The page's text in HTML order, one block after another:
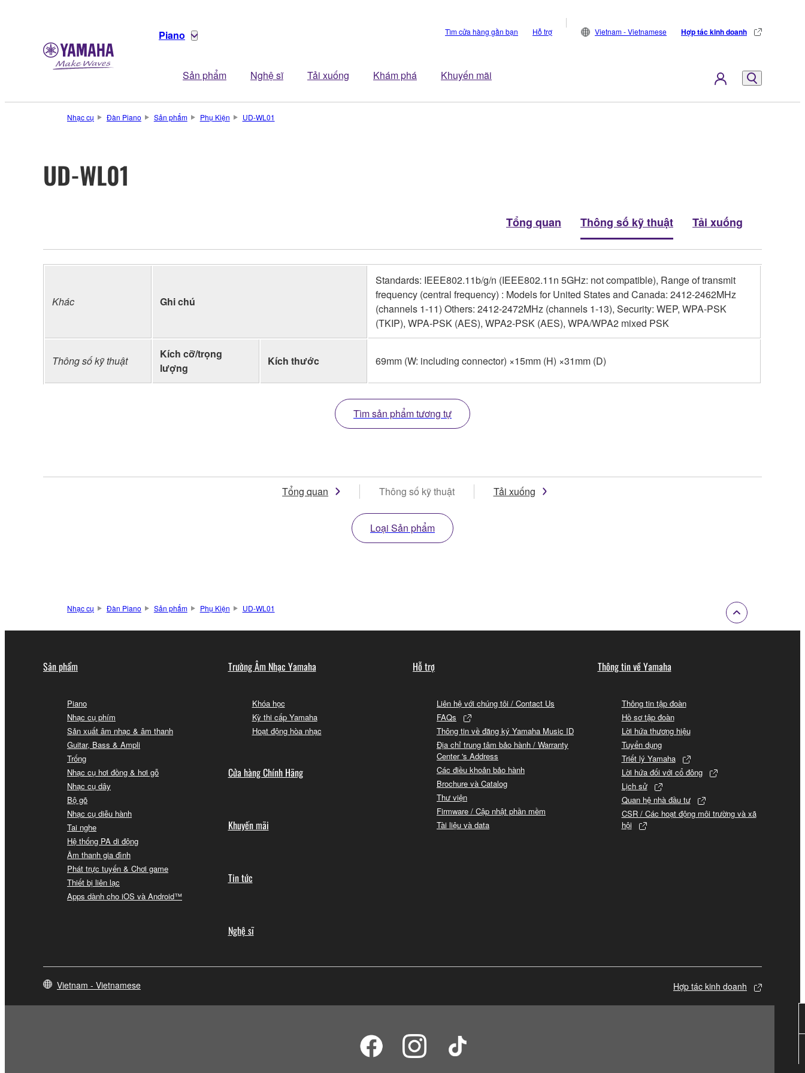
Piano
Sản phẩm Nghệ sĩ Tải xuống Khám phá Khuyến mãi
Tìm cửa hàng gần bạn Hỗ trợ Vietnam - Vietnamese Hợp tác kinh doanh
Nhạc cụ Đàn Piano Sản phẩm Phụ Kiện UD-WL01
UD-WL01
Tổng quan Thông số kỹ thuật Tải xuống
Khác Ghi chú
Standards: IEEE802.11b/g/n (IEEE802.11n 5GHz: not compatible), Range of transmit
frequency (central frequency) : Models for United States and Canada: 2412-2462MHz
(channels 1-11) Others: 2412-2472MHz (channels 1-13), Security: WEP, WPA-PSK
(TKIP), WPA-PSK (AES), WPA2-PSK (AES), WPA/WPA2 mixed PSK
Thông số kỹ thuật
Kích cỡ/trọng
lượng
Kích thước 69mm (W: including connector) ×15mm (H) ×31mm (D)
Tìm sản phẩm tương tự
Tổng quan Thông số kỹ thuật Tải xuống
Loại Sản phẩm
Nhạc cụ Đàn Piano Sản phẩm Phụ Kiện UD-WL01
Sản phẩm
Piano
Nhạc cụ phím
Sản xuất âm nhạc & âm thanh
Guitar, Bass & Ampli
Trống
Nhạc cụ hơi đồng & hơi gỗ
Nhạc cụ dây
Bộ gõ
Nhạc cụ diễu hành
Tai nghe
Hệ thống PA di động
Âm thanh gia đình
Phát trực tuyến & Chơi game
Thiết bị liên lạc
Apps dành cho iOS và Android™
Trường Âm Nhạc Yamaha
Khóa học
Kỳ thi cấp Yamaha
Hoạt động hòa nhạc
Cửa hàng Chính Hãng
Khuyến mãi
Tin tức
Nghệ sĩ
Hỗ trợ
Liên hệ với chúng tôi / Contact Us
FAQs
Thông tin về đăng ký Yamaha Music ID
Địa chỉ trung tâm bảo hành / Warranty
Center 's Address
Các điều khoản bảo hành
Brochure và Catalog
Thư viện
Firmware / Cập nhật phần mềm
Tài liệu và data
Thông tin về Yamaha
Thông tin tập đoàn
Hồ sơ tập đoàn
Lời hứa thương hiệu
Tuyển dụng
Triết lý Yamaha
Lời hứa đối với cổ đông
Lịch sử
Quan hệ nhà đầu tư
CSR / Các hoạt động môi trường và xã
hội
Vietnam - Vietnamese Hợp tác kinh doanh